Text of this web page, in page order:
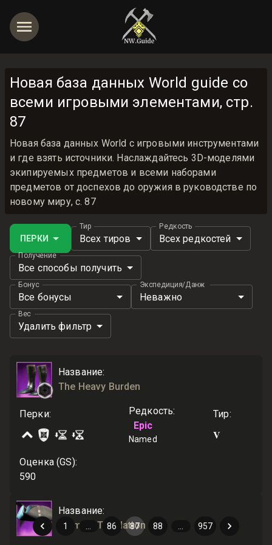
Новая база данных World guide со
всеми игровыми элементами, стр.
87
Новая база данных World с игровыми инструментами
и где взять источники. Наслаждайтесь 3D-моделями
экипируемых предметов и всеми наборами
предметов от доспехов до оружия в руководстве по
новому миру, с. 87
ПЕРКИ
Тир
Всех тиров
Редкость
Всех редкостей
Получение
Все способы получить
Бонус
Все бонусы
Экспедиция/Данж
Неважно
Вес
Удалить фильтр
Название:
The Heavy Burden
Перки: Редкость:
Epic
Named
Тир:
V
Оценка (GS):
590
Название:
Helm of Tribulation
1 86 87 88 957